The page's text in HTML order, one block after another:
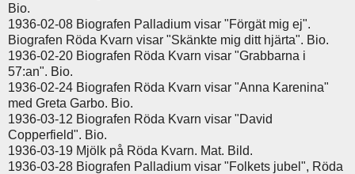
Bio.
1936-02-08 Biografen Palladium visar "Förgät mig ej".
Biografen Röda Kvarn visar "Skänkte mig ditt hjärta". Bio.
1936-02-20 Biografen Röda Kvarn visar "Grabbarna i
57:an". Bio.
1936-02-24 Biografen Röda Kvarn visar "Anna Karenina"
med Greta Garbo. Bio.
1936-03-12 Biografen Röda Kvarn visar "David
Copperfield". Bio.
1936-03-19 Mjölk på Röda Kvarn. Mat. Bild.
1936-03-28 Biografen Palladium visar "Folkets jubel", Röda